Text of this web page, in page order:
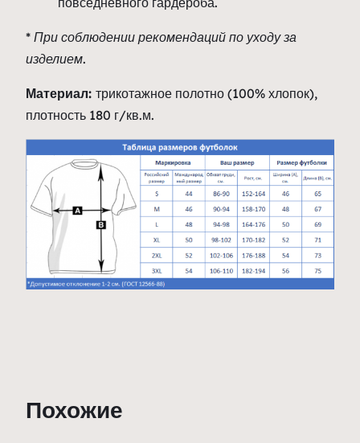
* При соблюдении рекомендаций по уходу за
изделием.
Материал: трикотажное полотно (100% хлопок),
плотность 180 г/кв.м.
Похожие